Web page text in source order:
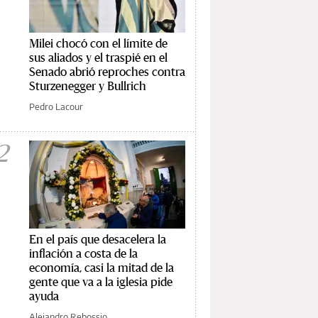
Milei chocó con el límite de
sus aliados y el traspié en el
Senado abrió reproches contra
Sturzenegger y Bullrich
Pedro Lacour
En el país que desacelera la
inflación a costa de la
economía, casi la mitad de la
gente que va a la iglesia pide
ayuda